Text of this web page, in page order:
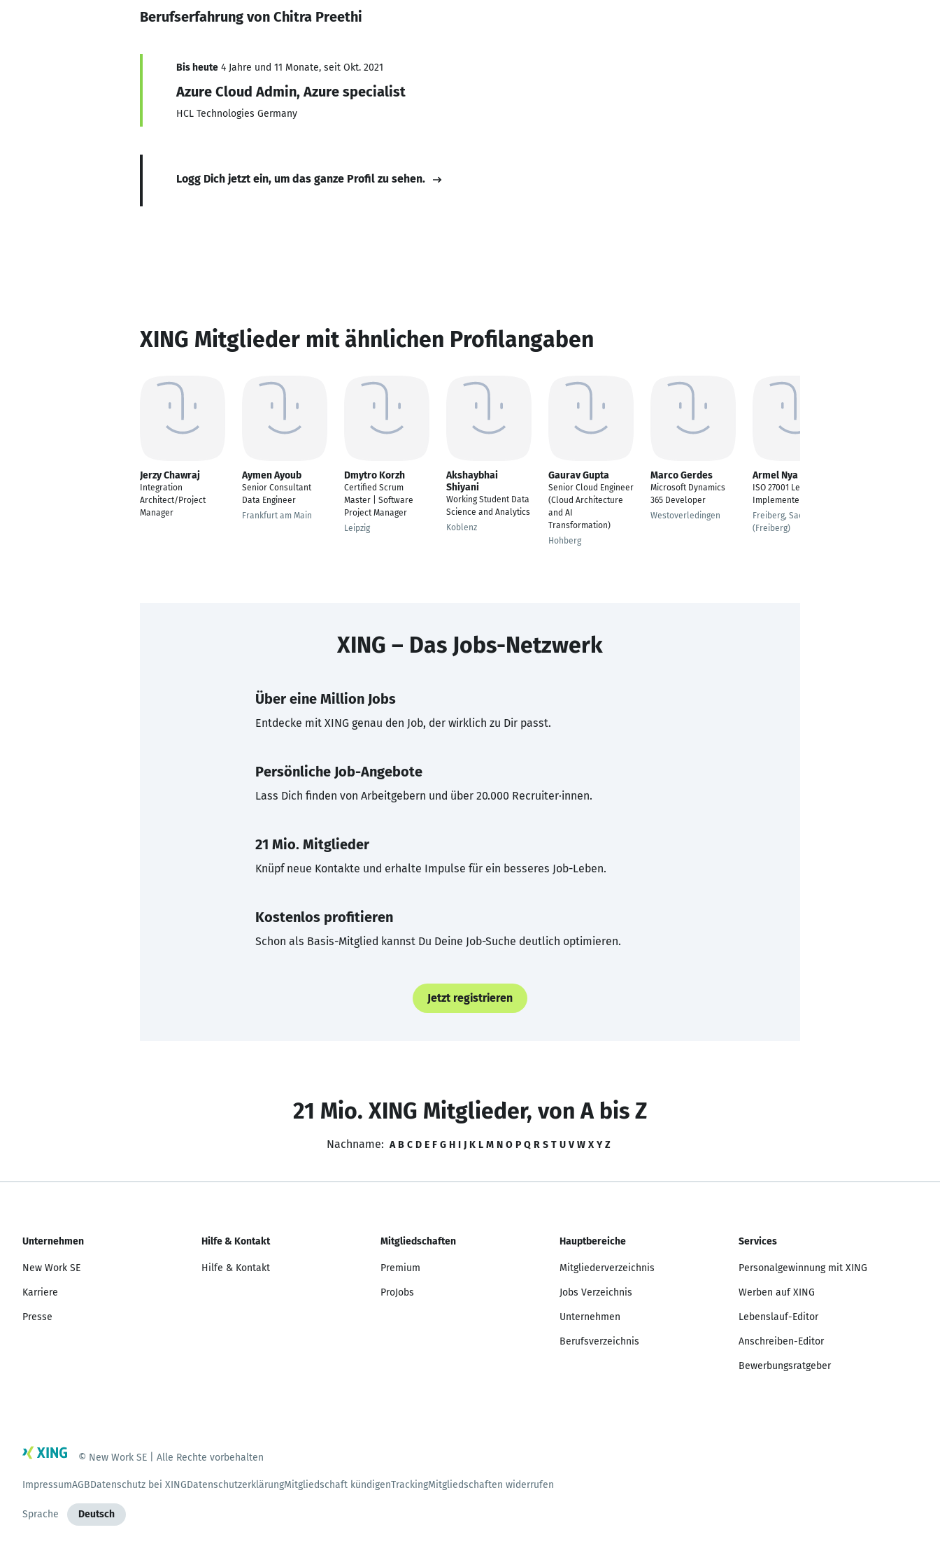
Berufserfahrung von Chitra Preethi
Bis heute 4 Jahre und 11 Monate, seit Okt. 2021
Azure Cloud Admin, Azure specialist
HCL Technologies Germany
Logg Dich jetzt ein, um das ganze Profil zu sehen.
XING Mitglieder mit ähnlichen Profilangaben
Jerzy Chawraj
Integration
Architect/Project
Manager
Aymen Ayoub
Senior Consultant
Data Engineer
Frankfurt am Main
Dmytro Korzh
Certified Scrum
Master | Software
Project Manager
Leipzig
Akshaybhai
Shiyani
Working Student Data
Science and Analytics
Koblenz
Gaurav Gupta
Senior Cloud Engineer
(Cloud Architecture
and AI
Transformation)
Hohberg
Marco Gerdes
Microsoft Dynamics
365 Developer
Westoverledingen
Armel Nya
ISO 27001 Lead
Implementer
Freiberg, Sachs
(Freiberg)
XING – Das Jobs-Netzwerk
Über eine Million Jobs
Entdecke mit XING genau den Job, der wirklich zu Dir passt.
Persönliche Job-Angebote
Lass Dich finden von Arbeitgebern und über 20.000 Recruiter·innen.
21 Mio. Mitglieder
Knüpf neue Kontakte und erhalte Impulse für ein besseres Job-Leben.
Kostenlos profitieren
Schon als Basis-Mitglied kannst Du Deine Job-Suche deutlich optimieren.
Jetzt registrieren
21 Mio. XING Mitglieder, von A bis Z
Nachname: A B C D E F G H I J K L M N O P Q R S T U V W X Y Z
Unternehmen
New Work SE
Karriere
Presse
Hilfe & Kontakt
Hilfe & Kontakt
Mitgliedschaften
Premium
ProJobs
Hauptbereiche
Mitgliederverzeichnis
Jobs Verzeichnis
Unternehmen
Berufsverzeichnis
Services
Personalgewinnung mit XING
Werben auf XING
Lebenslauf-Editor
Anschreiben-Editor
Bewerbungsratgeber
© New Work SE | Alle Rechte vorbehalten
ImpressumAGBDatenschutz bei XINGDatenschutzerklärungMitgliedschaft kündigenTrackingMitgliedschaften widerrufen
Sprache Deutsch